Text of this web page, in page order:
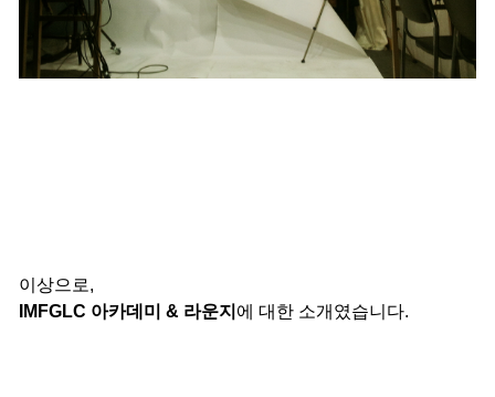
이상으로,
IMFGLC 아카데미 & 라운지 에 대한 소개였습니다.